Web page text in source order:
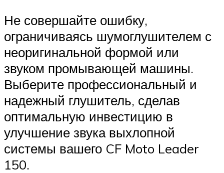
Не совершайте ошибку,
ограничиваясь шумоглушителем с
неоригинальной формой или
звуком промывающей машины.
Выберите профессиональный и
надежный глушитель, сделав
оптимальную инвестицию в
улучшение звука выхлопной
системы вашего CF Moto Leader
150.